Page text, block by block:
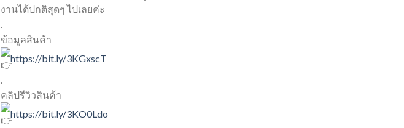
งานได้ปกติสุดๆ ไปเลยค่ะ
ข้อมูลสินค้า
https://bit.ly/3KGxscT
คลิปรีวิวสินค้า
https://bit.ly/3KO0Ldo